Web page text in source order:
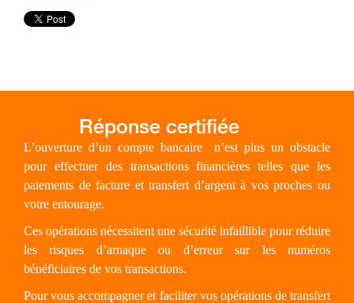
L’ouverture d’un compte bancaire
n’est plus un obstacle
pour effectuer des transactions financières telles que les
paiements de facture et transfert d’argent à vos proches ou
votre entourage.
Ces opérations nécessitent une sécurité infaillible pour réduire
les risques d’arnaque ou d’erreur sur les numéros
bénéficiaires de vos transactions.
Pour vous accompagner et faciliter vos opérations de transfert